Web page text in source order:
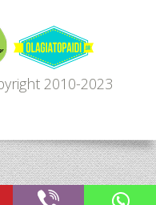
2010-2023